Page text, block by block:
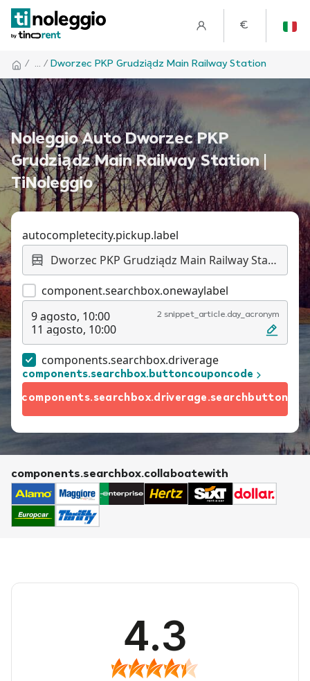
€
/ ... / Dworzec PKP Grudziądz Main Railway Station
Noleggio Auto Dworzec PKP
Grudziądz Main Railway Station |
TiNoleggio
autocompletecity.pickup.label
component.searchbox.onewaylabel
9 agosto, 10:00
11 agosto, 10:00
2 snippet_article.day_acronym
components.searchbox.driverage
components.searchbox.buttoncouponcode
components.searchbox.driverage.searchbutton
components.searchbox.collaboatewith
4.3